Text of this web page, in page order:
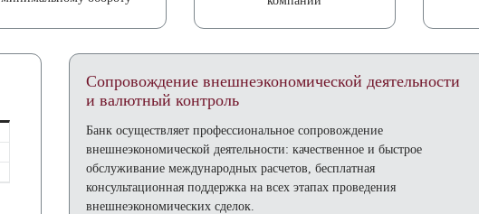
Сопровождение внешнеэкономической деятельности
и валютный контроль
Банк осуществляет профессиональное сопровождение
внешнеэкономической деятельности: качественное и быстрое
обслуживание международных расчетов, бесплатная
консультационная поддержка на всех этапах проведения
внешнеэкономических сделок.